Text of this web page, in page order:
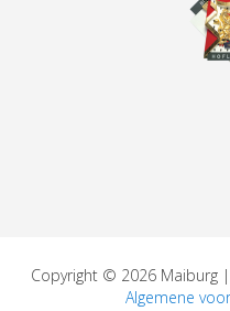
Copyright © 2026 Maiburg |
Algemene